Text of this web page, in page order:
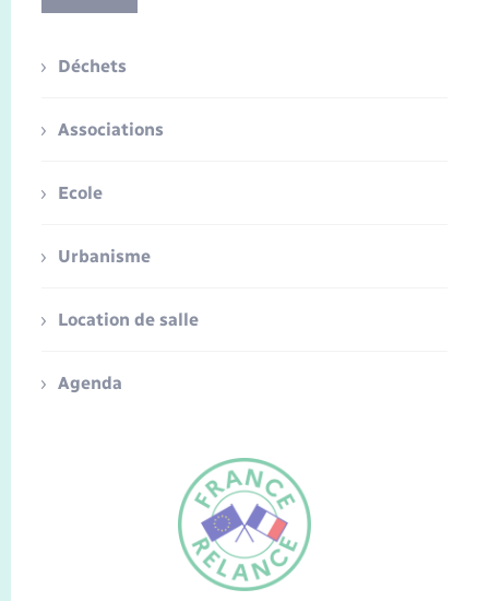
FR
Déchets
Associations
Ecole
Urbanisme
Location de salle
Agenda